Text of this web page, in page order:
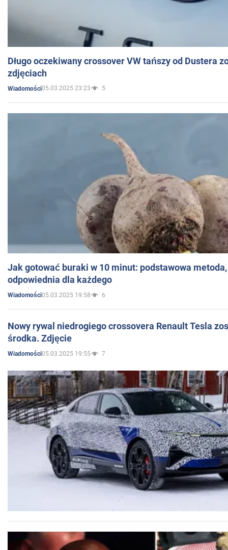
Długo oczekiwany crossover VW tańszy od Dustera
zdjęciach
Wiadomości05.03.2025 23:23 5
Jak gotować buraki w 10 minut: podstawowa
odpowiednia dla każdego
Wiadomości05.03.2025 19:58 6
Nowy rywal niedrogiego crossovera Renault Tesla
środka. Zdjęcie
Wiadomości05.03.2025 19:55 7